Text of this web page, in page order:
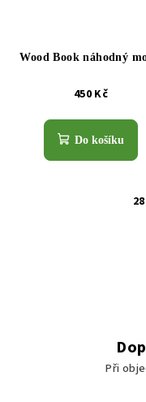
Wood Book náhodný
450 Kč
Do košíku
28
Při